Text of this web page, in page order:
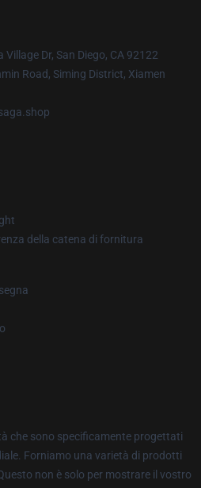
Village Dr, San Diego, CA 92122
Road, Siming District, Xiamen
della catena di fornitura
che sono specificamente progettati
Forniamo una varietà di prodotti
non è solo per mostrare il vostro